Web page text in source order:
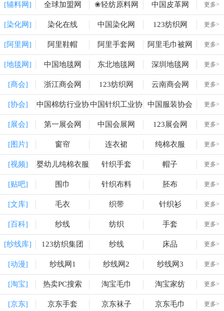
[辅料网] 全球加盟网 ❀轻纺原料网 中国皮革网 更多>
[染化网] 染化在线 中国染化网 123纺织网 更多>
[阿里网] 阿里鞋帽 阿里手套网 阿里毛巾被网 更多>
[地毯网] 中国地毯网 东北地毯网 深圳地毯网 更多>
[商会] 浙江商会网 123纺织网 云南商会网 更多>
[协会] 中国棉纺行业协
会
中国针织工业协
会
中国服装协会 更多>
[展会] 第一展会网 中国会展网 123展会网 更多>
[图片] 窗帘 连衣裙 纯棉衣服 更多>
[视频] 婴幼儿纯棉衣服 针织手套 帽子 更多>
[贴吧] 围巾 针织布料 胚布 更多>
[文库] 毛衣 织带 针织衫 更多>
[百科] 纱线 纺织 手套 更多>
[纱线库] 123纺织集团 纱线 床品 更多>
[动漫] 纱线网1 纱线网2 纱线网3 更多>
[淘宝] 热卖PC搜索 淘宝毛巾 淘宝家纺 更多>
[京东] 京东手套 京东袜子 京东毛巾 更多>